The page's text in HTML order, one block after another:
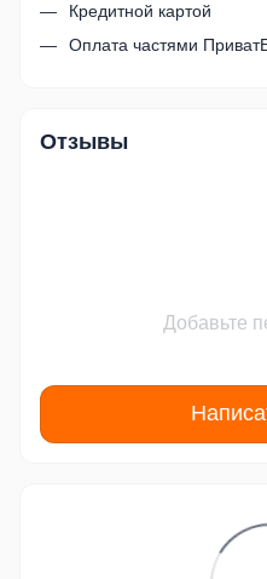
Кредитной картой
Оплата частями
Отзывы
Добавьте